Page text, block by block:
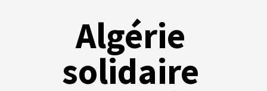
Algérie
solidaire